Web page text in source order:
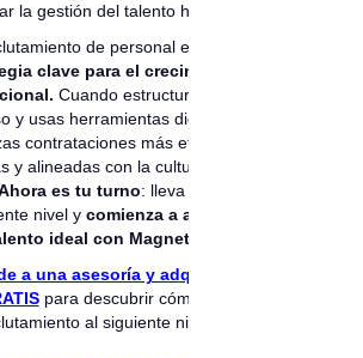
la gestión del talento humano.
de personal es una
clave para el crecimiento
Cuando estructuras bien tu
y usas herramientas digitales,
contrataciones más efectivas,
y alineadas con la cultura de tu
es tu turno: lleva tu proceso
nivel y comienza a atraer al
ideal con Magneto.
a una asesoría y adquiere un
para descubrir cómo llevar tu
al siguiente nivel.